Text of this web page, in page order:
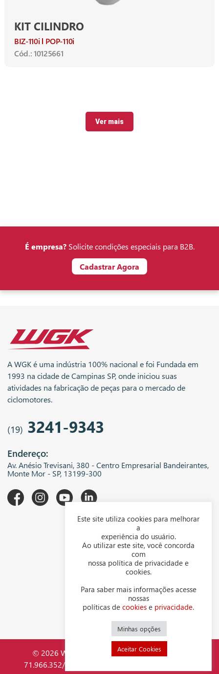
KIT CILINDRO
BIZ-110i
POP-110i
Cód.: 10125661
Ver mais
É empresa?Solicite condições especiais para B2B.
Cadastrar Agora
A WGK é uma indústria 100% nacional e foi Fundada em
1993 na cidade de Campinas SP, onde iniciou suas
atividades na fabricação de peças para o mercado de
ciclomotores.
(19) 3241-9343
Endereço:
Av. Anésio Trevisani, 380 - Centro Empresarial Bandeirantes,
Monte Mor - SP, 13199-300
Downloads
Representantes
Política de privacidade
Política de cookies
Contato
© 2026 WGK Indústria Mecânica LTDA - CNPJ
71.966.352/0001-44. Todos os direitos reservados.
Este site utiliza cookies para melhorar
a
experiência do usuário.
Ao utilizar este site, você concorda
com
nossa política de privacidade e
cookies.
Para saber mais informações acesse
nossas
políticas de cookies e privacidade.
Minhas opções
Aceitar Cookies